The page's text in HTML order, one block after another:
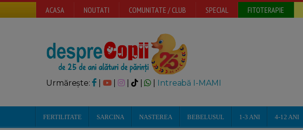
ACASA NOUTATI COMUNITATE / CLUB SPECIAL FITOTERAPIE
Urmărește: | | Intreabă I-MAMI
FERTILITATE SARCINA NASTEREA BEBELUSUL 1-3 ANI 4-12 ANI